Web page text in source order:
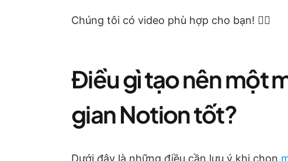
Chúng tôi có video phù hợp cho bạn! 👇🏽
Điều gì tạo nên một
gian Notion tốt?
Dưới đây là những điều cần lưu ý khi chọn